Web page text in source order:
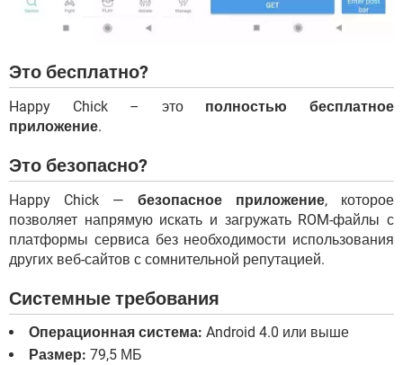
Это бесплатно?
Happy Chick – это полностью бесплатное
приложение.
Это безопасно?
Happy Chick — безопасное приложение, которое
позволяет напрямую искать и загружать ROM-файлы с
платформы сервиса без необходимости использования
других веб-сайтов с сомнительной репутацией.
Системные требования
Операционная система: Android 4.0 или выше
Размер: 79,5 МБ